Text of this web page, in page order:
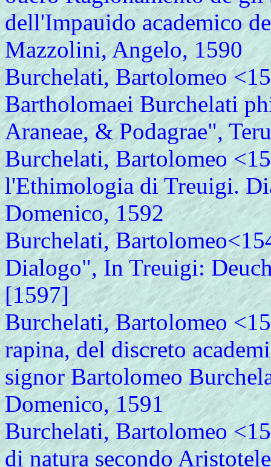
dell'Impauido academico
Mazzolini, Angelo, 1590
Burchelati, Bartolomeo
Bartholomaei Burchelati
Araneae, & Podagrae",
Burchelati, Bartolomeo
l'Ethimologia di Treuigi.
Domenico, 1592
Burchelati,
Dialogo", In Treuigi:
[1597]
Burchelati, Bartolomeo
rapina, del discreto
signor Bartolomeo
Domenico, 1591
Burchelati, Bartolomeo
di natura secondo